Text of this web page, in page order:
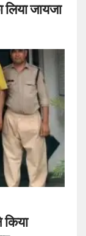
जायजा